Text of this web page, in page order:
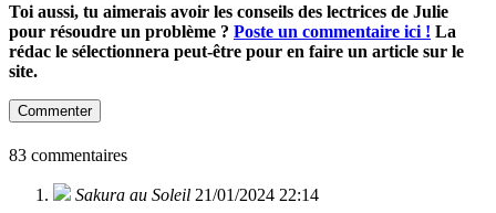
Toi aussi, tu aimerais avoir les conseils des lectrices de Julie
pour résoudre un problème ? Poste un commentaire ici ! La
rédac le sélectionnera peut-être pour en faire un article sur le
site.
Commenter
83 commentaires
Sakura au Soleil 21/01/2024 22:14